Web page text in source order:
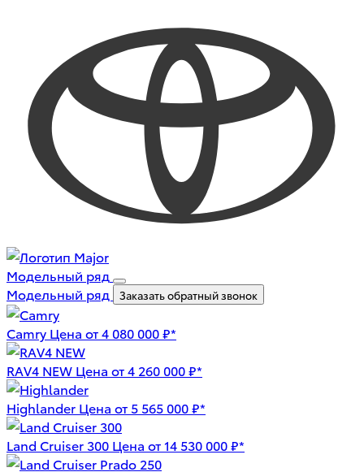
Модельный ряд
Модельный ряд
Заказать обратный звонок
Camry Цена от 4 080 000 ₽*
RAV4 NEW Цена от 4 260 000 ₽*
Highlander Цена от 5 565 000 ₽*
Land Cruiser 300 Цена от 14 530 000 ₽*